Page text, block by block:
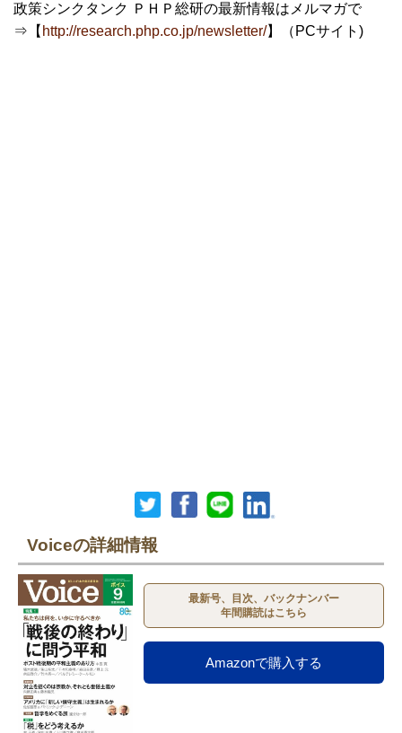
政策シンクタンク ＰＨＰ総研の最新情報はメルマガで
⇒【 http://research.php.co.jp/newsletter/】（PCサイト)
Voiceの詳細情報
最新号、目次、バックナンバー
年間購読はこちら
Amazonで購入する